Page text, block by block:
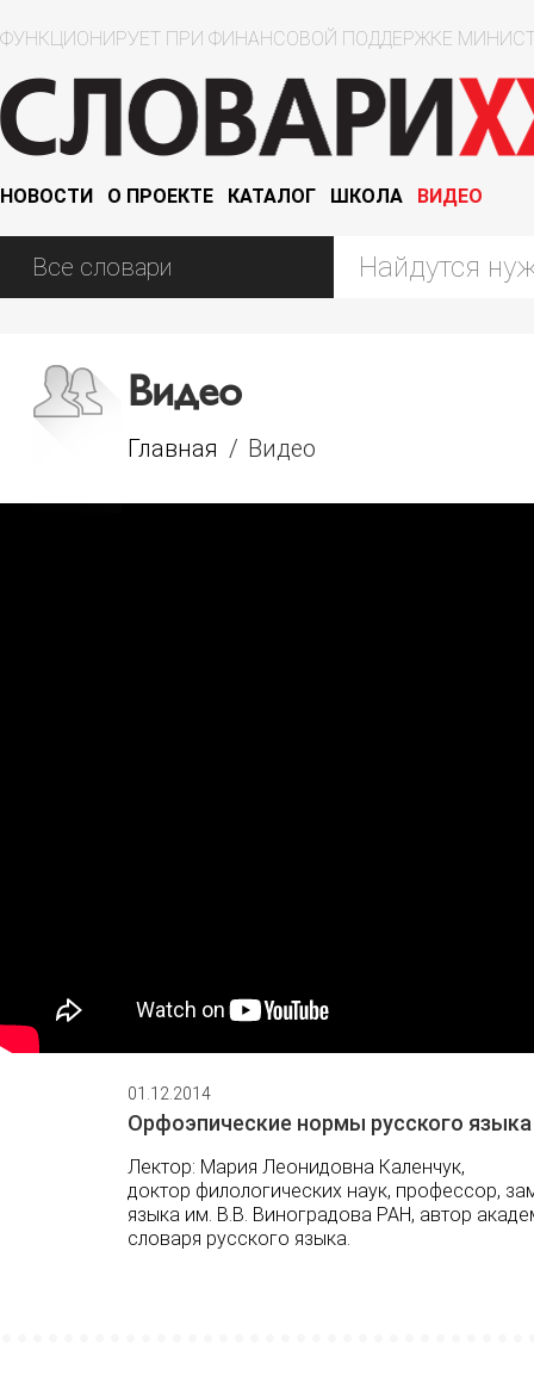
ФУНКЦИОНИРУЕТ ПРИ ФИНАНСОВОЙ ПОДДЕРЖКЕ
НОВОСТИ О ПРОЕКТЕ КАТАЛОГ ШКОЛА ВИДЕО
Видео
Главная / Видео
01.12.2014
Орфоэпические нормы русского
Лектор: Мария Леонидовна Каленчук,
доктор филологических наук, профессор,
языка им. В.В. Виноградова РАН, автор
словаря русского языка.